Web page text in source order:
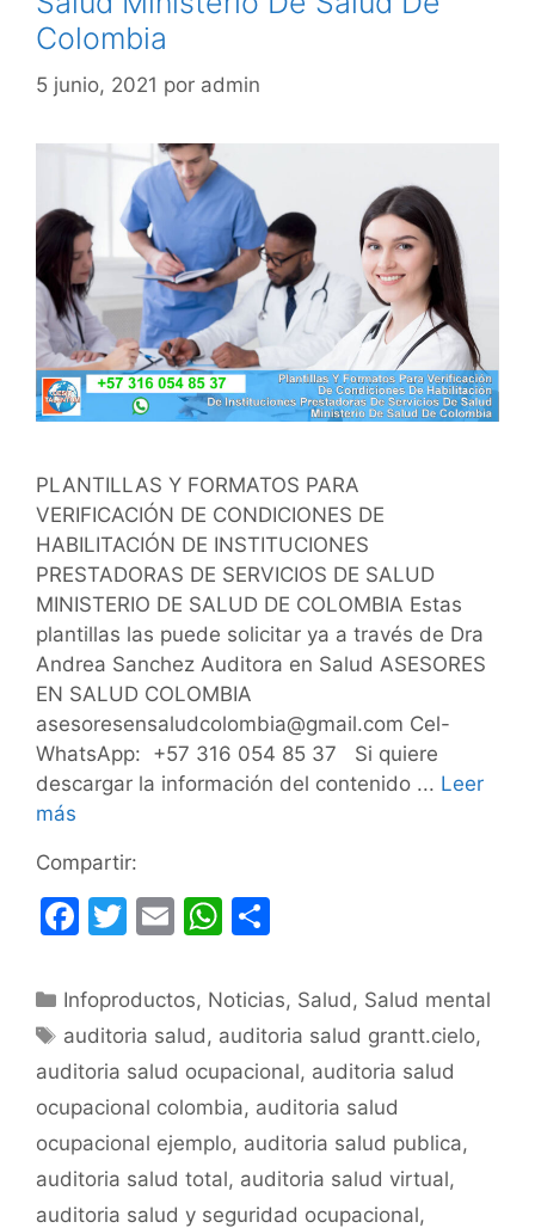
Colombia
5 junio, 2021 por admin
PLANTILLAS Y FORMATOS PARA
VERIFICACIÓN DE CONDICIONES DE
HABILITACIÓN DE INSTITUCIONES
PRESTADORAS DE SERVICIOS DE SALUD
MINISTERIO DE SALUD DE COLOMBIA Estas
plantillas las puede solicitar ya a través de Dra
Andrea Sanchez Auditora en Salud ASESORES
EN SALUD COLOMBIA
asesoresensaludcolombia@gmail.com Cel-
WhatsApp: +57 316 054 85 37 Si quiere
descargar la información del contenido ... Leer
más
Compartir:
F
c
e
b
o
o
k
T
itt
er
E
ai
l
W
at
s
A
p
p
m
p
ar
tir
Categorías
Infoproductos, Noticias, Salud , Salud mental
Etiquetas
auditoria salud , auditoria salud grantt.cielo,
auditoria salud ocupacional, auditoria salud
ocupacional colombia, auditoria salud
ocupacional ejemplo, auditoria salud publica,
auditoria salud total, auditoria salud virtual,
auditoria salud y seguridad ocupacional,